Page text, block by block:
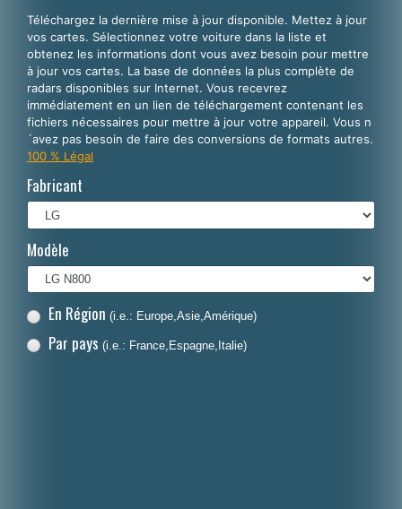
English
Español
Português
Deutsch
Italiano
Polski
Nederlands
Dansk
Téléchargez la dernière mise à jour disponible. Mettez à jour
vos cartes. Sélectionnez votre voiture dans la liste et
obtenez les informations dont vous avez besoin pour mettre
à jour vos cartes. La base de données la plus complète de
radars disponibles sur Internet. Vous recevrez
immédiatement en un lien de téléchargement contenant les
fichiers nécessaires pour mettre à jour votre appareil. Vous n
´avez pas besoin de faire des conversions de formats autres.
100 % Légal
Fabricant
Modèle
En Région (i.e.: Europe,Asie,Amérique)
Par pays (i.e.: France,Espagne,Italie)